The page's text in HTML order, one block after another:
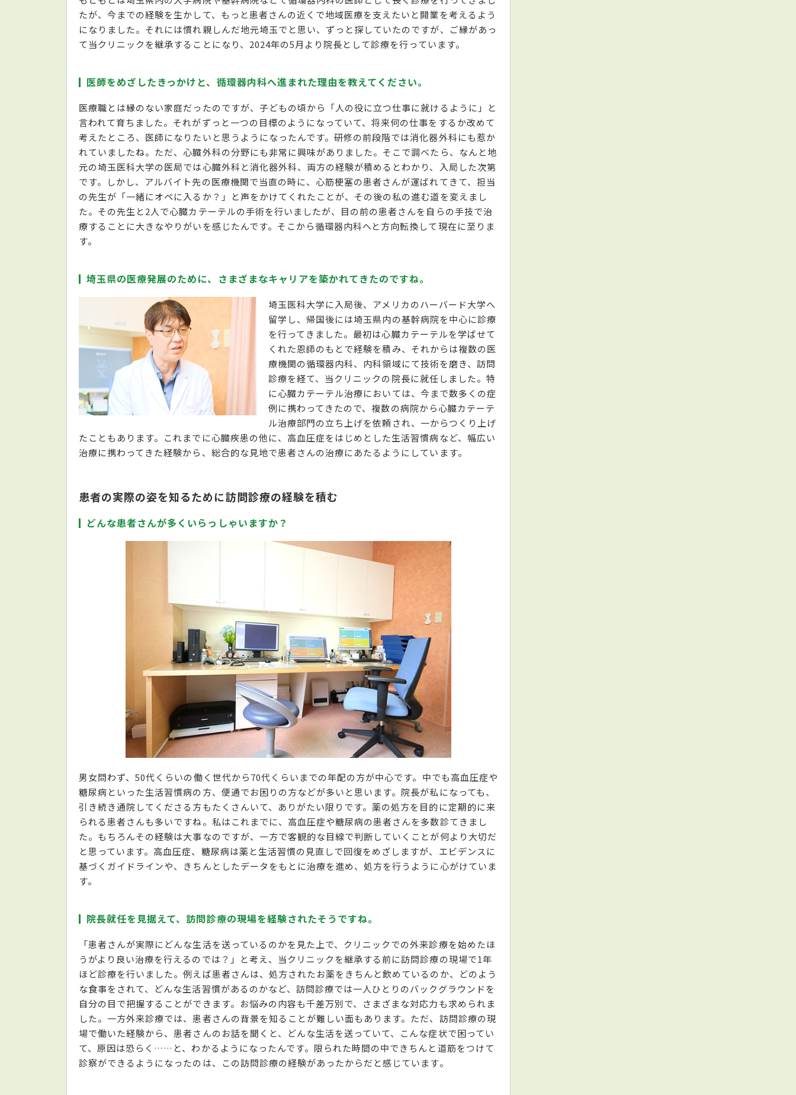
たが、今までの経験を生かして、もっと患者さんの近くで地域医療を支えたいと開業を考えるよう
になりました。それには慣れ親しんだ地元埼玉でと思い、ずっと探していたのですが、ご縁があっ
て当クリニックを継承することになり、2024年の5月より院長として診療を行っています。
医師をめざしたきっかけと、循環器内科へ進まれた理由を教えてください。
医療職とは縁のない家庭だったのですが、子どもの頃から「人の役に立つ仕事に就けるように」と
言われて育ちました。それがずっと一つの目標のようになっていて、将来何の仕事をするか改めて
考えたところ、医師になりたいと思うようになったんです。研修の前段階では消化器外科にも惹か
れていましたね。ただ、心臓外科の分野にも非常に興味がありました。そこで調べたら、なんと地
元の埼玉医科大学の医局では心臓外科と消化器外科、両方の経験が積めるとわかり、入局した次第
です。しかし、アルバイト先の医療機関で当直の時に、心筋梗塞の患者さんが運ばれてきて、担当
の先生が「一緒にオペに入るか？」と声をかけてくれたことが、その後の私の進む道を変えまし
た。その先生と2人で心臓カテーテルの手術を行いましたが、目の前の患者さんを自らの手技で治
療することに大きなやりがいを感じたんです。そこから循環器内科へと方向転換して現在に至りま
す。
埼玉県の医療発展のために、さまざまなキャリアを築かれてきたのですね。
埼玉医科大学に入局後、アメリカのハーバード大学へ
留学し、帰国後には埼玉県内の基幹病院を中心に診療
を行ってきました。最初は心臓カテーテルを学ばせて
くれた恩師のもとで経験を積み、それからは複数の医
療機関の循環器内科、内科領域にて技術を磨き、訪問
診療を経て、当クリニックの院長に就任しました。特
に心臓カテーテル治療においては、今まで数多くの症
例に携わってきたので、複数の病院から心臓カテーテ
ル治療部門の立ち上げを依頼され、一からつくり上げ
たこともあります。これまでに心臓疾患の他に、高血圧症をはじめとした生活習慣病など、幅広い
治療に携わってきた経験から、総合的な見地で患者さんの治療にあたるようにしています。
患者の実際の姿を知るために訪問診療の経験を積む
どんな患者さんが多くいらっしゃいますか？
男女問わず、50代くらいの働く世代から70代くらいまでの年配の方が中心です。中でも高血圧症や
糖尿病といった生活習慣病の方、便通でお困りの方などが多いと思います。院長が私になっても、
引き続き通院してくださる方もたくさんいて、ありがたい限りです。薬の処方を目的に定期的に来
られる患者さんも多いですね。私はこれまでに、高血圧症や糖尿病の患者さんを多数診てきまし
た。もちろんその経験は大事なのですが、一方で客観的な目線で判断していくことが何より大切だ
と思っています。高血圧症、糖尿病は薬と生活習慣の見直しで回復をめざしますが、エビデンスに
基づくガイドラインや、きちんとしたデータをもとに治療を進め、処方を行うように心がけていま
す。
院長就任を見据えて、訪問診療の現場を経験されたそうですね。
「患者さんが実際にどんな生活を送っているのかを見た上で、クリニックでの外来診療を始めたほ
うがより良い治療を行えるのでは？」と考え、当クリニックを継承する前に訪問診療の現場で1年
ほど診療を行いました。例えば患者さんは、処方されたお薬をきちんと飲めているのか、どのよう
な食事をされて、どんな生活習慣があるのかなど、訪問診療では一人ひとりのバックグラウンドを
自分の目で把握することができます。お悩みの内容も千差万別で、さまざまな対応力も求められま
した。一方外来診療では、患者さんの背景を知ることが難しい面もあります。ただ、訪問診療の現
場で働いた経験から、患者さんのお話を聞くと、どんな生活を送っていて、こんな症状で困ってい
て、原因は恐らく……と、わかるようになったんです。限られた時間の中できちんと道筋をつけて
診察ができるようになったのは、この訪問診療の経験があったからだと感じています。